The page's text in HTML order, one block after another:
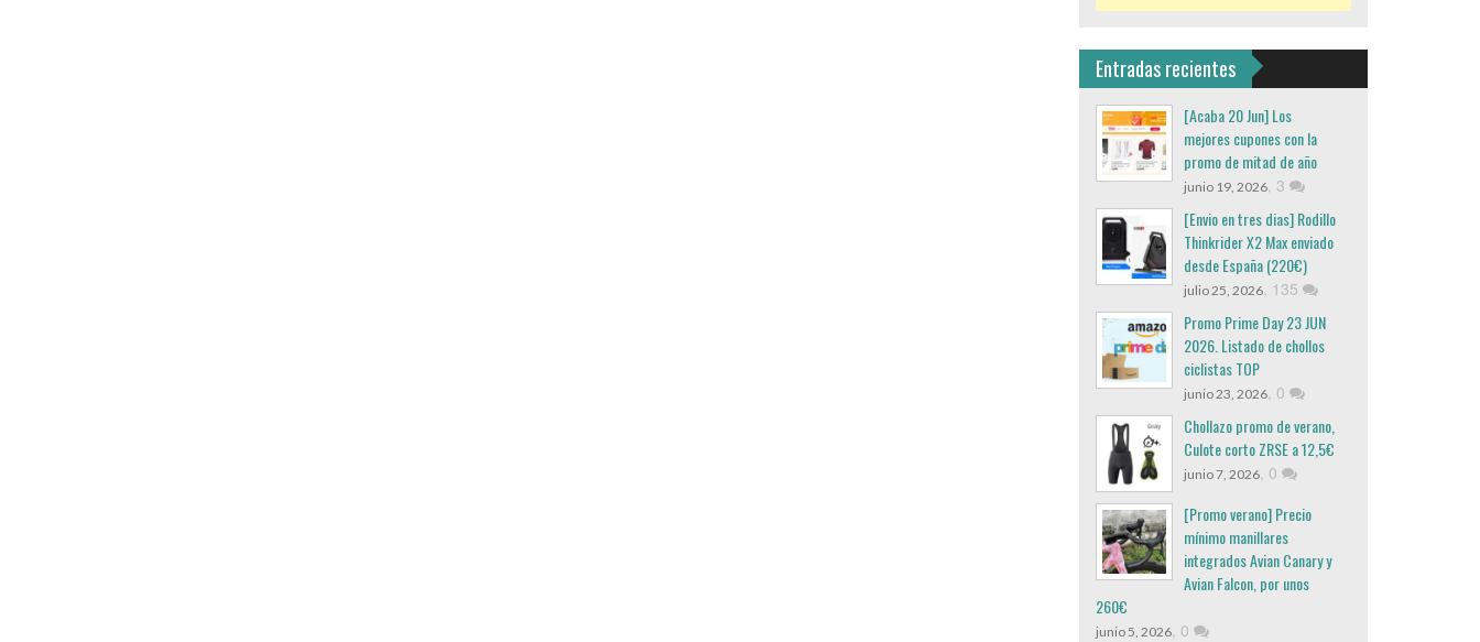
Entradas recientes
[Acaba 20 Jun] Los
mejores cupones con la
promo de mitad de año
junio 19, 2026, 3
[Envio en tres dias] Rodillo
Thinkrider X2 Max enviado
desde España (220€)
julio 25, 2026, 135
Promo Prime Day 23 JUN
2026. Listado de chollos
ciclistas TOP
junio 23, 2026, 0
Chollazo promo de verano,
Culote corto ZRSE a 12,5€
junio 7, 2026, 0
[Promo verano] Precio
mínimo manillares
integrados Avian Canary y
Avian Falcon, por unos
260€
junio 5, 2026, 0